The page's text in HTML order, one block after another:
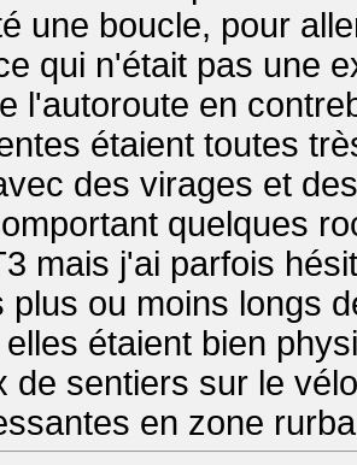
une boucle, pour
qui n'était pas une
l'autoroute en
étaient toutes
des virages et
quelques
mais j'ai parfois
plus ou moins longs
étaient bien
de sentiers sur le
en zone